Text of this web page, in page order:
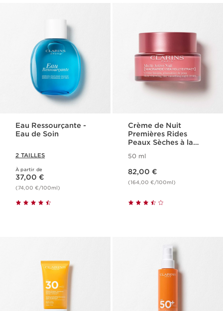
Eau Ressourçante -
Eau de Soin
2 TAILLES
À partir de
Nouveau prix 37,00 €
37,00 €
(74,00 €/100ml)
Crème de Nuit
Premières Rides
Peaux Sèches à la
Active
50 ml
82,00 €
(164,00 €/100ml)